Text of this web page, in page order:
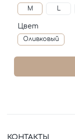
M L
Цвет
Оливковый
КОНТАКТЫ